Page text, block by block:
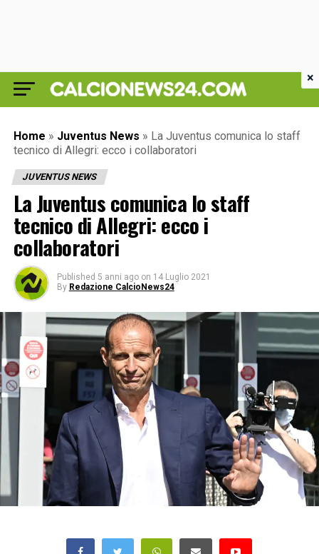
Home » Juventus News » La Juventus comunica lo staff
tecnico di Allegri: ecco i collaboratori
JUVENTUS NEWS
La Juventus comunica lo staff
tecnico di Allegri: ecco i
collaboratori
Published 5 anni ago on 14 Luglio 2021
By Redazione CalcioNews24
×